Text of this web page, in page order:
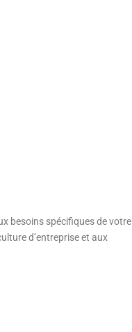
besoins spécifiques de votre
d’entreprise et aux